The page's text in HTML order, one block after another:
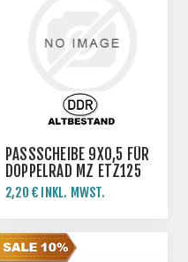
PASSSCHEIBE 9X0,5 FÜR
DOPPELRAD MZ ETZ125
ETZ150
2,20 € INKL. MWST.